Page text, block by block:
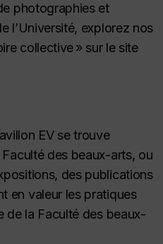
photographies et
l’Université, explorez nos
collective » sur le site
EV se trouve
des beaux-arts, ou
des publications
en valeur les pratiques
de la Faculté des beaux-